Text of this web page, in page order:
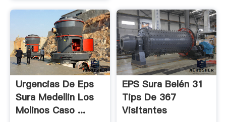
Urgencias De Eps
Sura Medellin Los
Molinos Caso ...
EPS Sura Belén 31
Tips De 367
Visitantes